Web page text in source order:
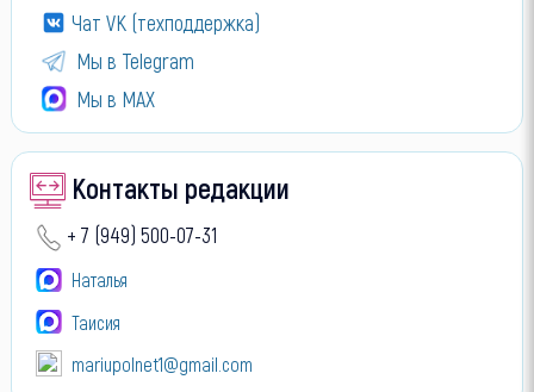
Чат VK (техподдержка)
Мы в Telegram
Мы в МАХ
Контакты редакции
+ 7 (949) 500-07-31
Наталья
Таисия
mariupolnet1@gmail.com